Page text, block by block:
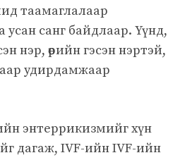
таамаглалаар
санг байдлаар. Үүнд,
нэр, өөрийн гэсэн нэртэй,
удирдамжаар
энтеррикизмийг хүн
дагаж, IVF-ийн IVF-ийн